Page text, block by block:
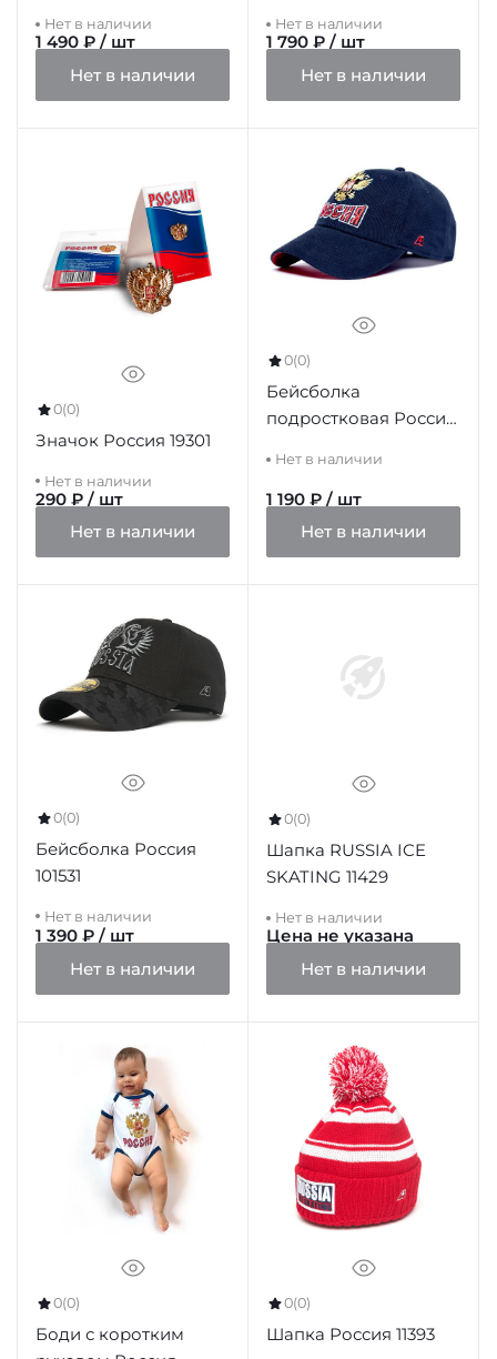
Нет в наличии
1 490 ₽ / шт
Нет в наличии
Нет в наличии
1 790 ₽ / шт
Нет в наличии
0(0)
Значок Россия 19301
Нет в наличии
290 ₽ / шт
Нет в наличии
0(0)
Бейсболка
подростковая Россия
Нет в наличии
1 190 ₽ / шт
Нет в наличии
0(0)
Бейсболка Россия
101531
Нет в наличии
1 390 ₽ / шт
Нет в наличии
0(0)
Шапка RUSSIA ICE
SKATING 11429
Нет в наличии
Цена не указана
Нет в наличии
0(0)
Боди с коротким
0(0)
Шапка Россия 11393